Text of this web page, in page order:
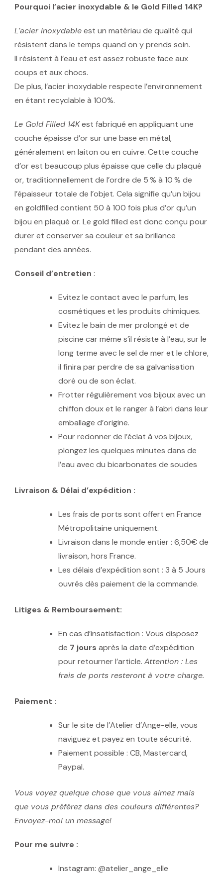
Pourquoi l’acier inoxydable & le Gold Filled 14K?
L’acier inoxydableest un matériau de qualité qui
résistent dans le temps quand on y prends soin.
Il résistent à l’eau et est assez robuste face aux
coups et aux chocs.
De plus, l’acier inoxydable respecte l’environnement
en étant recyclable à 100%.
Le Gold Filled 14Kest fabriqué en appliquant une
couche épaisse d’or sur une base en métal,
généralement en laiton ou en cuivre. Cette couche
d’or est beaucoup plus épaisse que celle du plaqué
or, traditionnellement de l’ordre de 5 % à 10 % de
l’épaisseur totale de l’objet. Cela signifie qu’un bijou
en goldfilled contient 50 à 100 fois plus d’or qu’un
bijou en plaqué or. Le gold filled est donc conçu pour
durer et conserver sa couleur et sa brillance
pendant des années.
Conseil d’entretien :
Evitez le contact avec le parfum, les
cosmétiques et les produits chimiques.
Evitez le bain de mer prolongé et de
piscine car même s’il résiste à l’eau, sur le
long terme avec le sel de mer et le chlore,
il finira par perdre de sa galvanisation
doré ou de son éclat.
Frotter régulièrement vos bijoux avec un
chiffon doux et le ranger à l’abri dans leur
emballage d’origine.
Pour redonner de l’éclat à vos bijoux,
plongez les quelques minutes dans de
l’eau avec du bicarbonates de soudes
Livraison & Délai d’expédition :
Les frais de ports sont offert en France
Métropolitaine uniquement.
Livraison dans le monde entier : 6,50€ de
livraison, hors France.
Les délais d’expédition sont : 3 à 5 Jours
ouvrés dès paiement de la commande.
Litiges & Remboursement:
En cas d’insatisfaction : Vous disposez
de 7 jours après la date d’expédition
pour retourner l’article. Attention : Les
frais de ports resteront à votre charge.
Paiement :
Sur le site de l’Atelier d’Ange-elle, vous
naviguez et payez en toute sécurité.
Paiement possible : CB, Mastercard,
Paypal.
Vous voyez quelque chose que vous aimez mais
que vous préférez dans des couleurs différentes?
Envoyez-moi un message!
Pour me suivre :
Instagram: @atelier_ange_elle